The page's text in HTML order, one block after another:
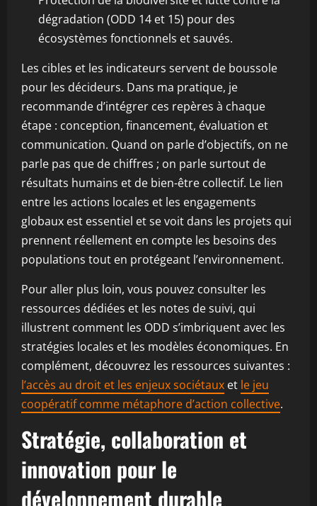
dégradation (ODD 14 et 15) pour des
écosystèmes fonctionnels et sauvés.
Les cibles et les indicateurs servent de boussole
pour les décideurs. Dans ma pratique, je
recommande d’intégrer ces repères à chaque
étape : conception, financement, évaluation et
communication. Quand on parle d’objectifs, on ne
parle pas que de chiffres ; on parle surtout de
résultats humains et de bien-être collectif. Le lien
entre les actions locales et les engagements
globaux est essentiel et se voit dans les projets qui
prennent réellement en compte les besoins des
populations tout en protégeant l’environnement.
Pour aller plus loin, vous pouvez consulter les
ressources dédiées et les notes de suivi, qui
illustrent comment les ODD s’imbriquent avec les
stratégies locales et les modèles économiques. En
complément, découvrez les ressources suivantes :
l’accès au droit et les enjeux sociétaux et le jeu
coopératif comme métaphore d’action collective.
Stratégie, collaboration et
innovation pour le
développement durable